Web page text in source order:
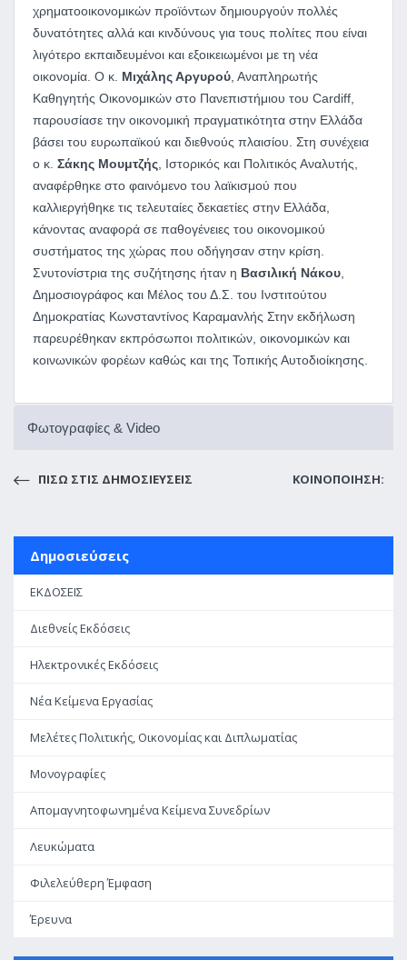
χρηματοοικονομικών προϊόντων δημιουργούν πολλές
δυνατότητες αλλά και κινδύνους για τους πολίτες που είναι
λιγότερο εκπαιδευμένοι και εξοικειωμένοι με τη νέα
οικονομία. Ο κ. Μιχάλης Αργυρού , Αναπληρωτής
Καθηγητής Οικονομικών στο Πανεπιστήμιου του Cardiff,
παρουσίασε την οικονομική πραγματικότητα στην Ελλάδα
βάσει του ευρωπαϊκού και διεθνούς πλαισίου. Στη συνέχεια
ο κ. Σάκης Μουμτζής , Ιστορικός και Πολιτικός Αναλυτής,
αναφέρθηκε στο φαινόμενο του λαϊκισμού που
καλλιεργήθηκε τις τελευταίες δεκαετίες στην Ελλάδα,
κάνοντας αναφορά σε παθογένειες του οικονομικού
συστήματος της χώρας που οδήγησαν στην κρίση.
Σνυτονίστρια της συζήτησης ήταν η Βασιλική Νάκου
Δημοσιογράφος και Μέλος του Δ.Σ. του Ινστιτούτου
Δημοκρατίας Κωνσταντίνος Καραμανλής Στην εκδήλωση
παρευρέθηκαν εκπρόσωποι πολιτικών, οικονομικών και
κοινωνικών φορέων καθώς και της Τοπικής Αυτοδιοίκησης.
Φωτογραφίες & Video
ΠΙΣΩ ΣΤΙΣ ΔΗΜΟΣΙΕΥΣΕΙΣ ΚΟΙΝΟΠΟΙΗΣΗ:
Δημοσιεύσεις
ΕΚΔΟΣΕΙΣ
Διεθνείς Εκδόσεις
Ηλεκτρονικές Εκδόσεις
Νέα Κείμενα Εργασίας
Μελέτες Πολιτικής, Οικονομίας και Διπλωματίας
Μονογραφίες
Απομαγνητοφωνημένα Κείμενα Συνεδρίων
Λευκώματα
Φιλελεύθερη Έμφαση
Έρευνα